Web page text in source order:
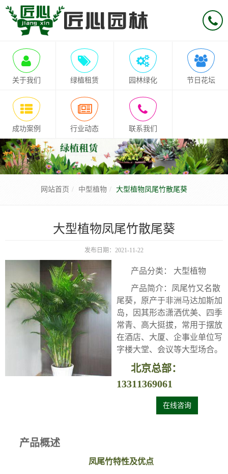
关于我们 绿植租赁 园林绿化 节日花坛
成功案例 行业动态 联系我们
网站首页 中型植物 大型植物凤尾竹散尾葵
大型植物凤尾竹散尾葵
发布日期：2021-11-22
产品分类： 大型植物
产品简介：凤尾竹又名散
尾葵，原产于非洲马达加斯加
岛，因其形态潇洒优美、四季
常青、高大挺拔，常用于摆放
在酒店、大厦、企事业单位写
字楼大堂、会议等大型场合。
北京总部：
13311369061
在线咨询
产品概述
凤尾竹特性及优点